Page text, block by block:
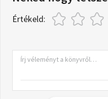
Értékeld: